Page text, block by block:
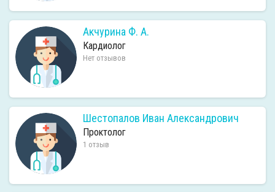
Акчурина Ф. А.
Кардиолог
Нет отзывов
Шестопалов Иван Александрович
Проктолог
1 отзыв